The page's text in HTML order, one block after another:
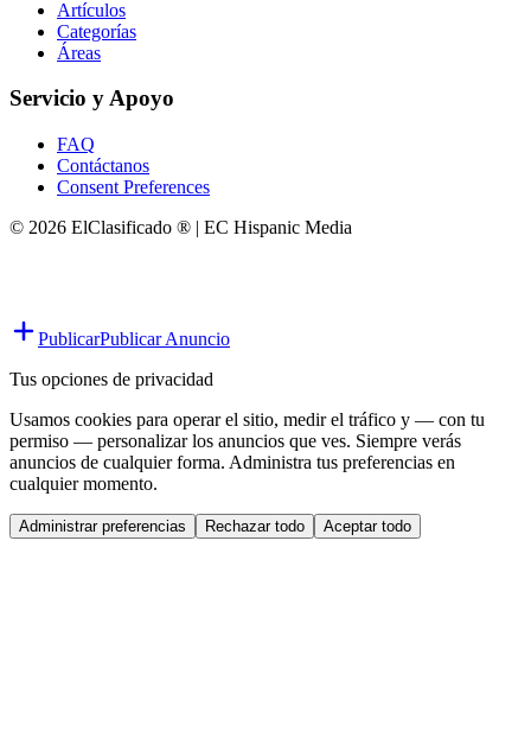
Artículos
Categorías
Áreas
Servicio y Apoyo
FAQ
Contáctanos
Consent Preferences
© 2026 ElClasificado ® | EC Hispanic Media
PublicarPublicar Anuncio
Tus opciones de privacidad
Usamos cookies para operar el sitio, medir el tráfico y — con tu
permiso — personalizar los anuncios que ves. Siempre verás
anuncios de cualquier forma. Administra tus preferencias en
cualquier momento.
Administrar preferencias Rechazar todo Aceptar todo